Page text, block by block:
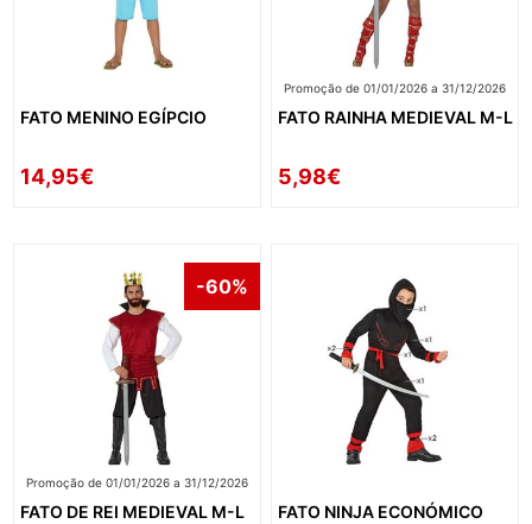
FATO MENINO EGÍPCIO
14,95€
Promoção de 01/01/2026 a 31/12/2026
FATO RAINHA MEDIEVAL M-L
5,98€
-60%
Promoção de 01/01/2026 a 31/12/2026
FATO DE REI MEDIEVAL M-L FATO NINJA ECONÓMICO